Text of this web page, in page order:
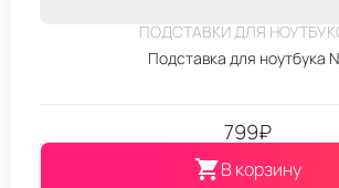
ПОДСТАВКИ ДЛЯ
Подставка для ноутбука
799₽
В корзину